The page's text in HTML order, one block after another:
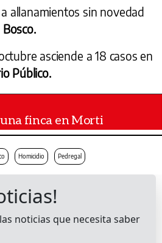
allanamientos sin novedad
asciende a 18 casos en
Público.
finca en Morti
Homicidio Pedregal